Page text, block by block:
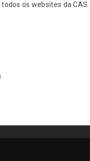
os websites da CAS